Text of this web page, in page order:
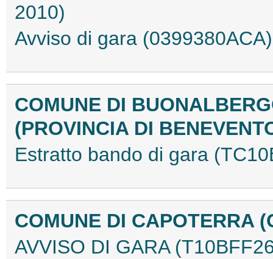
2010)
Avviso di gara
COMUNE DI
(PROVINCIA DI
Estratto bando di gara
COMUNE DI CAPOTERRA
AVVISO DI GARA